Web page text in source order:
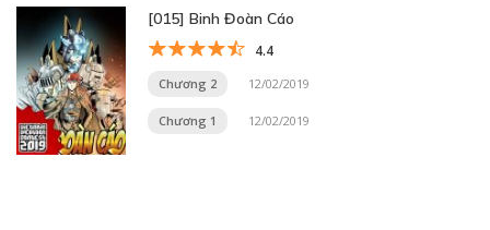
[015] Binh Đoàn Cáo
4.4
Chương 2 12/02/2019
Chương 1 12/02/2019